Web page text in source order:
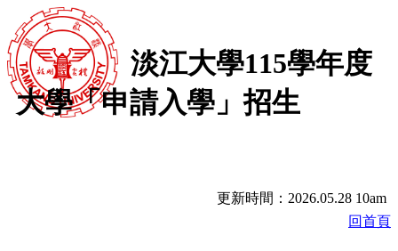
淡江大學115學年度
大學「申請入學」招生
更新時間：2026.05.28 10am
回首頁